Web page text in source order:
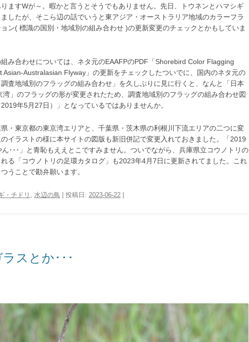
ますWが～。暇かと言うとそうでもありません。先日、トウネンとハマシギ
したが、そこら辺の話でいうと東アジア・オーストラリア地域のカラーフラ
ン( 標識の国別・地域別の組み合わせ )の更新変更のチェックとかもしていま
み合わせについては、ネタ元のEAAFPのPDF「Shorebird Color Flagging
Asian-Australasian Flyway」の更新をチェックしたついでに、国内のネタ元の
査地域別のフラッグの組み合わせ」を久しぶりに見に行くと、なんと「日本
湾」のフラッグの形が変更されたため、調査地域別のフラッグの組み合わせ図
年5月27日）」となっているではありませんか。
・東京都の東京湾エリアと、千葉県・茨木県の利根川下流エリアの二つに変
イラストの様に本サイトの図版も新旧併記で変更入れておきました。「2019
･･･」と青恥もええとこですみません。ついでながら、兵庫県立コウノトリの
る「コウノトリの足環カタログ」も2023年4月7日に更新されてました。これ
うことで勘弁願います。
・チドリ , 水辺の鳥 | 投稿日: 2023-06-22
スとか･･･